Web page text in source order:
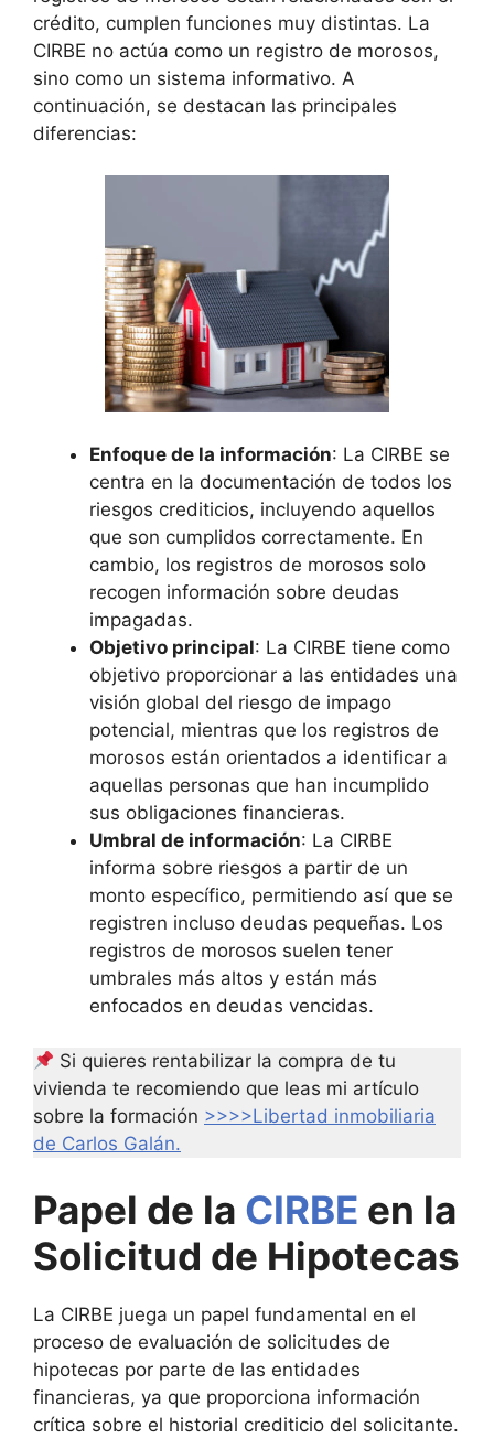
crédito, cumplen funciones muy distintas. La
CIRBE no actúa como un registro de morosos,
sino como un sistema informativo. A
continuación, se destacan las principales
diferencias:
Enfoque de la información: La CIRBE se
centra en la documentación de todos los
riesgos crediticios, incluyendo aquellos
que son cumplidos correctamente. En
cambio, los registros de morosos solo
recogen información sobre deudas
impagadas.
Objetivo principal: La CIRBE tiene como
objetivo proporcionar a las entidades una
visión global del riesgo de impago
potencial, mientras que los registros de
morosos están orientados a identificar a
aquellas personas que han incumplido
sus obligaciones financieras.
Umbral de información: La CIRBE
informa sobre riesgos a partir de un
monto específico, permitiendo así que se
registren incluso deudas pequeñas. Los
registros de morosos suelen tener
umbrales más altos y están más
enfocados en deudas vencidas.
Si quieres rentabilizar la compra de tu
vivienda te recomiendo que leas mi artículo
sobre la formación >>>>Libertad inmobiliaria
de Carlos Galán.
Papel de la CIRBE en la
Solicitud de Hipotecas
La CIRBE juega un papel fundamental en el
proceso de evaluación de solicitudes de
hipotecas por parte de las entidades
financieras, ya que proporciona información
crítica sobre el historial crediticio del solicitante.